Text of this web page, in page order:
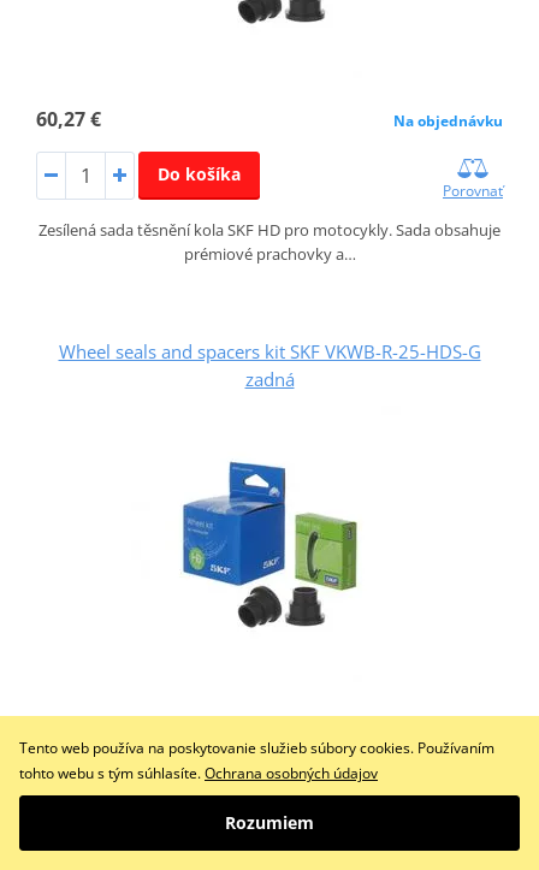
60,27 € Na objednávku
Do košíka
Porovnať
Zesílená sada těsnění kola SKF HD pro motocykly. Sada obsahuje
prémiové prachovky a…
Wheel seals and spacers kit SKF VKWB-R-25-HDS-G
zadná
60,27 €
Do košíka
Porovnať
Zesílená sada těsnění kola SKF HD pro motocykly. Sada obsahuje
prémiové prachovky a…
Tento web používa na poskytovanie služieb súbory cookies. Používaním
tohto webu s tým súhlasíte.Ochrana osobných údajov
Rozumiem